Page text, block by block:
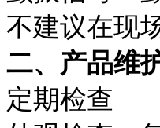
不建议在现
二、产品维
定期检查